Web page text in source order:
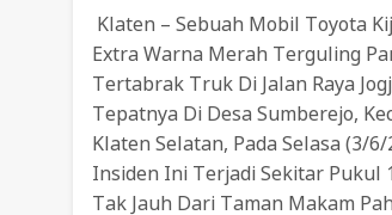
Klaten – Sebuah Mobil Toyota
Extra Warna Merah Terguling
Tertabrak Truk Di Jalan Raya
Tepatnya Di Desa Sumberejo,
Klaten Selatan, Pada Selasa (3/6/
Insiden Ini Terjadi Sekitar Pukul
Tak Jauh Dari Taman Makam